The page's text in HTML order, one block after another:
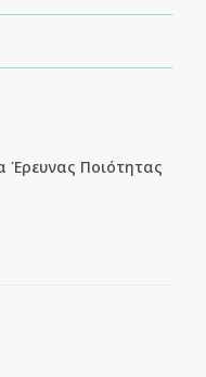
Έρευνας Ποιότητας